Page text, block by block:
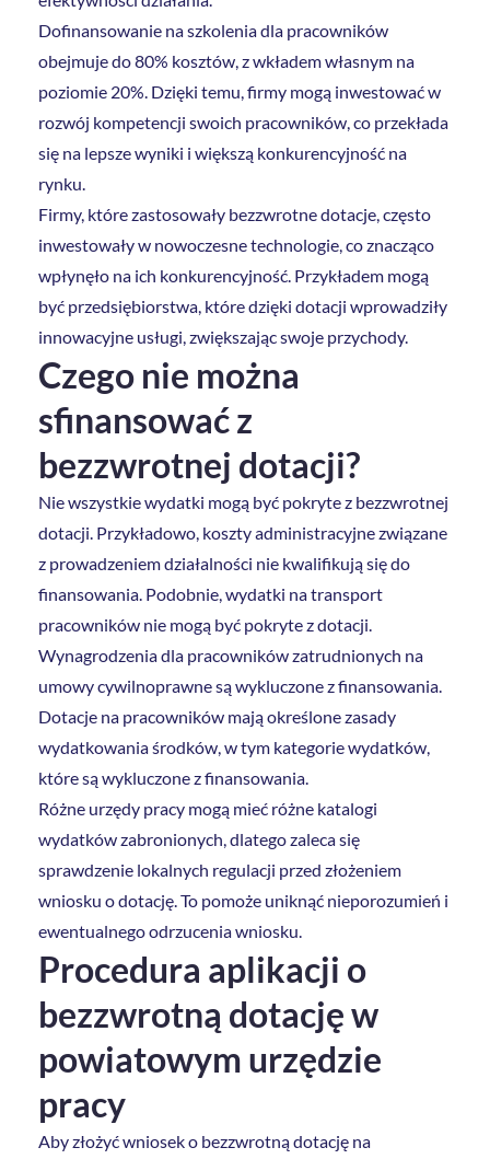
Dofinansowanie na szkolenia dla pracowników
obejmuje do 80% kosztów, z wkładem własnym na
poziomie 20%. Dzięki temu, firmy mogą inwestować w
rozwój kompetencji swoich pracowników, co przekłada
się na lepsze wyniki i większą konkurencyjność na
rynku.
Firmy, które zastosowały bezzwrotne dotacje, często
inwestowały w nowoczesne technologie, co znacząco
wpłynęło na ich konkurencyjność. Przykładem mogą
być przedsiębiorstwa, które dzięki dotacji wprowadziły
innowacyjne usługi, zwiększając swoje przychody.
Czego nie można
sfinansować z
bezzwrotnej dotacji?
Nie wszystkie wydatki mogą być pokryte z bezzwrotnej
dotacji. Przykładowo, koszty administracyjne związane
z prowadzeniem działalności nie kwalifikują się do
finansowania. Podobnie, wydatki na transport
pracowników nie mogą być pokryte z dotacji.
Wynagrodzenia dla pracowników zatrudnionych na
umowy cywilnoprawne są wykluczone z finansowania.
Dotacje na pracowników mają określone zasady
wydatkowania środków, w tym kategorie wydatków,
które są wykluczone z finansowania.
Różne urzędy pracy mogą mieć różne katalogi
wydatków zabronionych, dlatego zaleca się
sprawdzenie lokalnych regulacji przed złożeniem
wniosku o dotację. To pomoże uniknąć nieporozumień i
ewentualnego odrzucenia wniosku.
Procedura aplikacji o
bezzwrotną dotację w
powiatowym urzędzie
pracy
Aby złożyć wniosek o bezzwrotną dotację na